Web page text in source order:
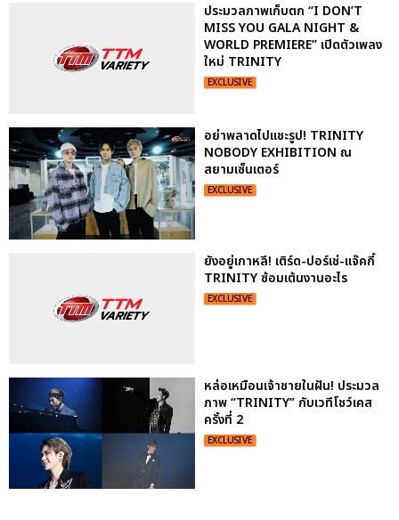
ประมวลภาพเก็บตก “I DON’T
MISS YOU GALA NIGHT &
WORLD PREMIERE” เปิดตัวเพลง
ใหม่ TRINITY
EXCLUSIVE
อย่าพลาดไปแชะรูป! TRINITY
NOBODY EXHIBITION ณ
สยามเซ็นเตอร์
EXCLUSIVE
ยังอยู่เกาหลี! เติร์ด-ปอร์เช่-แจ๊คกี้
TRINITY ซ้อมเต้นงานอะไร
EXCLUSIVE
หล่อเหมือนเจ้าชายในฝัน! ประมวล
ภาพ “TRINITY” กับเวทีโชว์เคส
ครั้งที่ 2
EXCLUSIVE